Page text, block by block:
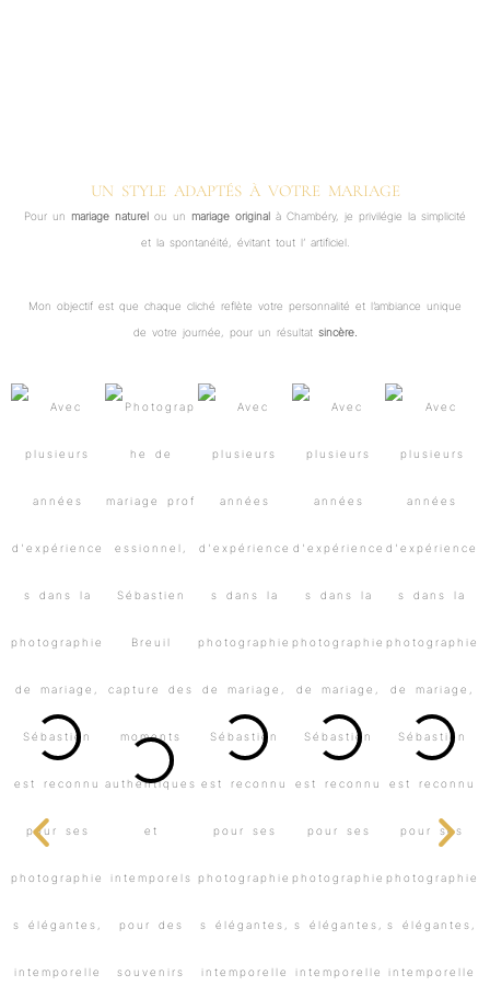
UN STYLE ADAPTÉS À VOTRE MARIAGE
Pour un mariage naturel ou un mariage original à Chambéry, je privilégie la simplicité
et la spontanéité, évitant tout l’ artificiel.
Mon objectif est que chaque cliché reflète votre personnalité et l’ambiance unique
de votre journée, pour un résultatsincère.